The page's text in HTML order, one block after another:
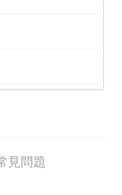
見問題